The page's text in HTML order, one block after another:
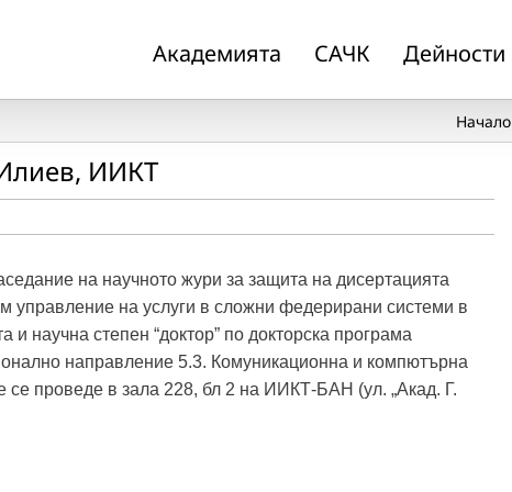
Академията САЧК Дейности
Начало
ИИКТ
на научното жури за защита на дисертацията
управление на услуги в сложни федерирани системи в
и научна степен “доктор” по докторска програма
направление 5.3. Комуникационна и компютърна
проведе в зала 228, бл 2 на ИИКТ-БАН (ул. „Акад. Г.